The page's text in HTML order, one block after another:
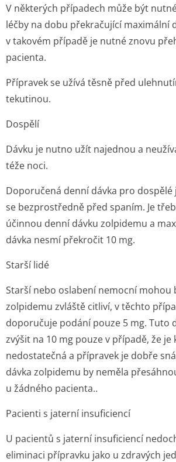
V některých případech může být
léčby na dobu překračující maximální
v takovém případě je nutné znovu
pacienta.
Přípravek se užívá těsně před
tekutinou.
Dospělí
Dávku je nutno užít najednou a
téže noci.
Doporučená denní dávka pro dospělé
se bezprostředně před spaním. Je
účinnou denní dávku zolpidemu a
dávka nesmí překročit 10 mg.
Starší lidé
Starší nebo oslabení nemocní mohou
zolpidemu zvláště citliví, v těchto
doporučuje podání pouze 5 mg. Tuto
zvýšit na 10 mg pouze v případě, že
nedostatečná a přípravek je dobře
dávka zolpidemu by neměla
u žádného pacienta..
Pacienti s jaterní insuficiencí
U pacientů s jaterní insuficiencí
eliminaci přípravku jako u zdravých